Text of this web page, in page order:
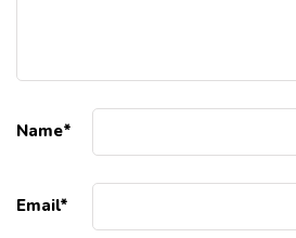
Name*
Email*